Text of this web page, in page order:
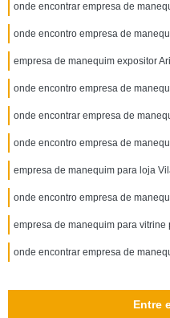
onde encontrar empresa de
onde encontro empresa de
empresa de manequim expositor
onde encontro empresa de
onde encontrar empresa de
onde encontro empresa de
empresa de manequim para loja
onde encontro empresa de
empresa de manequim para vitrine
onde encontrar empresa de
Entre